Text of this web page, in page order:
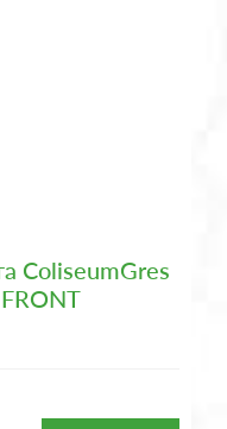
ColiseumGres